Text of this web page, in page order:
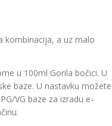
kombinacija, a uz malo
u 100ml Gorila bočici. U
baze. U nastavku možete
VG baze za izradu e-